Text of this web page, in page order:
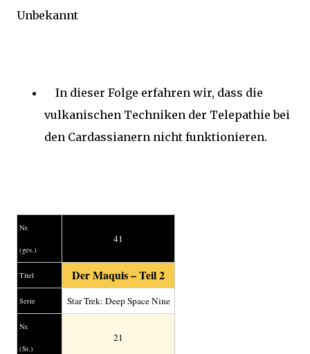
Unbekannt
In dieser Folge erfahren wir, dass die
vulkanischen Techniken der Telepathie bei
den Cardassianern nicht funktionieren.
Nr.
(ges.)
41
Titel Der Maquis – Teil 2
Serie Star Trek: Deep Space Nine
Nr.
(St.)
21